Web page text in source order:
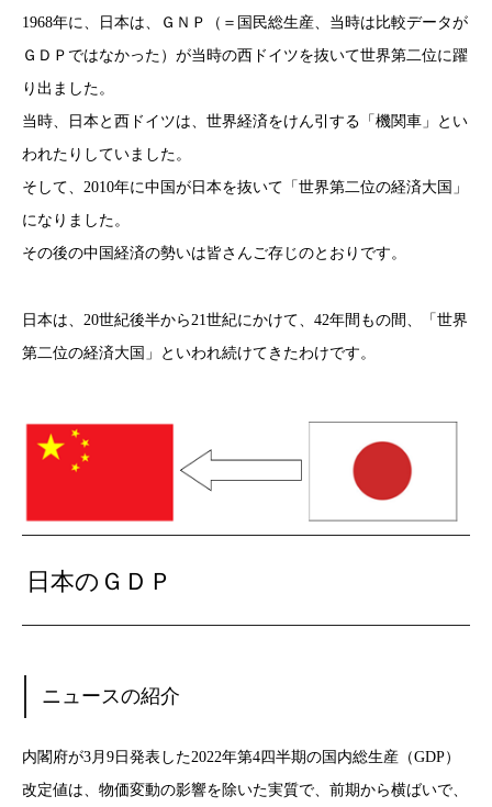
1968年に、日本は、ＧＮＰ（＝国民総生産、当時は比較データが
ＧＤＰではなかった）が当時の西ドイツを抜いて世界第二位に躍
り出ました。
当時、日本と西ドイツは、世界経済をけん引する「機関車」とい
われたりしていました。
そして、2010年に中国が日本を抜いて「世界第二位の経済大国」
になりました。
その後の中国経済の勢いは皆さんご存じのとおりです。
日本は、20世紀後半から21世紀にかけて、42年間もの間、「世界
第二位の経済大国」といわれ続けてきたわけです。
日本のＧＤＰ
ニュースの紹介
内閣府が3月9日発表した2022年第4四半期の国内総生産（GDP）
改定値は、物価変動の影響を除いた実質で、前期から横ばいで、